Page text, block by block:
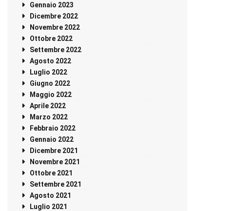
Gennaio 2023
Dicembre 2022
Novembre 2022
Ottobre 2022
Settembre 2022
Agosto 2022
Luglio 2022
Giugno 2022
Maggio 2022
Aprile 2022
Marzo 2022
Febbraio 2022
Gennaio 2022
Dicembre 2021
Novembre 2021
Ottobre 2021
Settembre 2021
Agosto 2021
Luglio 2021